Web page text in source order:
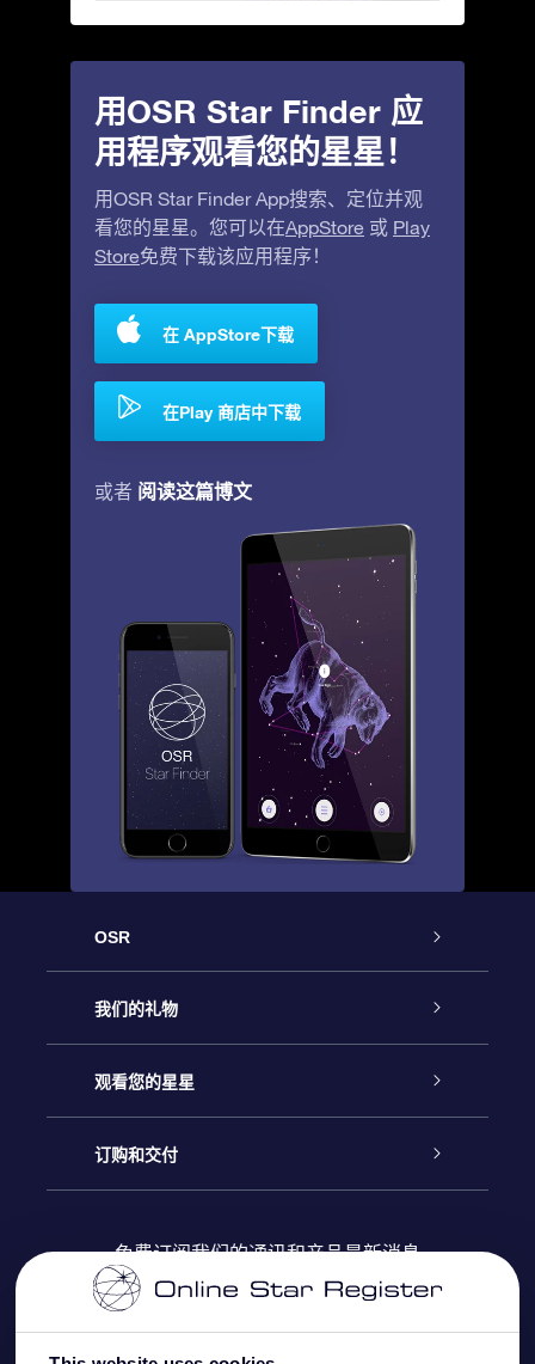
用OSR Star Finder 应
用程序观看您的星星！
用OSR Star Finder App搜索、定位并观
看您的星星。您可以在AppStore 或 Play
Store免费下载该应用程序！
在 AppStore下载
在Play 商店中下载
或者 阅读这篇博文
OSR
客户服务
联系我们
博客
评论
我们的礼物
Online Star礼物
OSR 礼物包
OSR 礼物卡
观看您的星星
Online Star Register
个性化的Star Page
One Million Stars
订购和交付
付款信息
免费订阅我们的通讯和产品最新消息